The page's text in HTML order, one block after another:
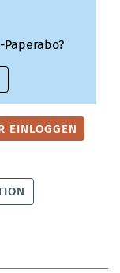
EINLOGGEN